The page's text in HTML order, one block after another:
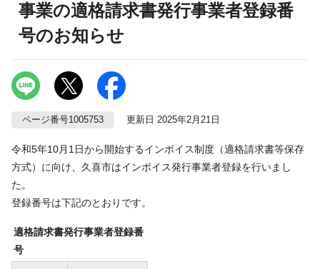
事業の適格請求書発行事業者登録番
号のお知らせ
ページ番号1005753 更新日 2025年2月21日
令和5年10月1日から開始するインボイス制度（適格請求書等保存
方式）に向け、久喜市はインボイス発行事業者登録を行いまし
た。
登録番号は下記のとおりです。
適格請求書発行事業者登録番
号